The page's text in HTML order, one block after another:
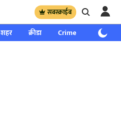
सबस्क्राईब
शहर क्रीडा Crime साप्ताहिक